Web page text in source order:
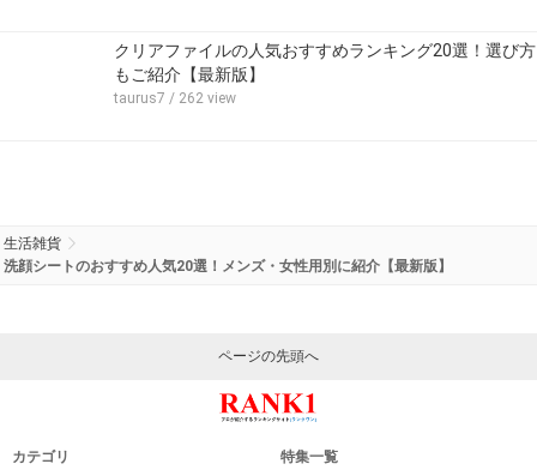
クリアファイルの人気おすすめランキング20選！選び方
もご紹介【最新版】
taurus7 / 262 view
生活雑貨
洗顔シートのおすすめ人気20選！メンズ・女性用別に紹介【最新版】
ページの先頭へ
カテゴリ 特集一覧